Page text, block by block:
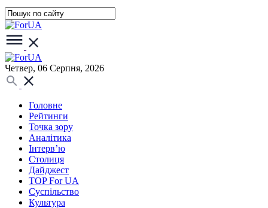
Четвер, 06 Серпня, 2026
Головне
Рейтинги
Точка зору
Аналітика
Інтерв’ю
Столиця
Дайджест
TOP For UA
Суспiльство
Культура